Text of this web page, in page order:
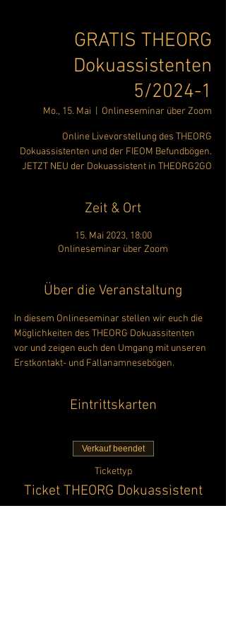
GRATIS THEORG
Dokuassistenten
5/2024-1
Mo., 15. Mai Onlineseminar über Zoom
Online Livevorstellung des THEORG
Dokuassistenten und der FIEOM Befundbögen.
JETZT NEU der Dokuassistent in THEORG2GO
Zeit & Ort
15. Mai 2023, 18:00
Onlineseminar über Zoom
Über die Veranstaltung
In diesem Onlineseminar stellen wir euch die
Möglichkeiten des THEORG Dokuassitenten
vor und zeigen euch den Umgang mit unseren
Erstkontakt- und Fallanamnesebögen.
Eintrittskarten
Verkauf beendet
Tickettyp
Ticket THEORG Dokuassistent